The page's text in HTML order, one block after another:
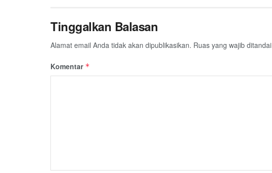
Tinggalkan Balasan
Alamat email Anda tidak akan dipublikasikan. Ruas yang wajib ditandai
Komentar *